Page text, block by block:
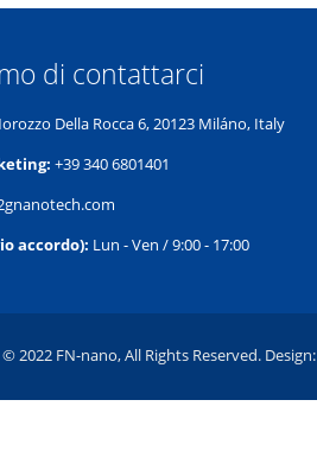
di contattarci
Della Rocca 6, 20123 Miláno, Italy
+39 340 6801401
accordo): Lun - Ven / 9:00 - 17:00
© 2022 FN-nano, All Rights Reserved. Design: